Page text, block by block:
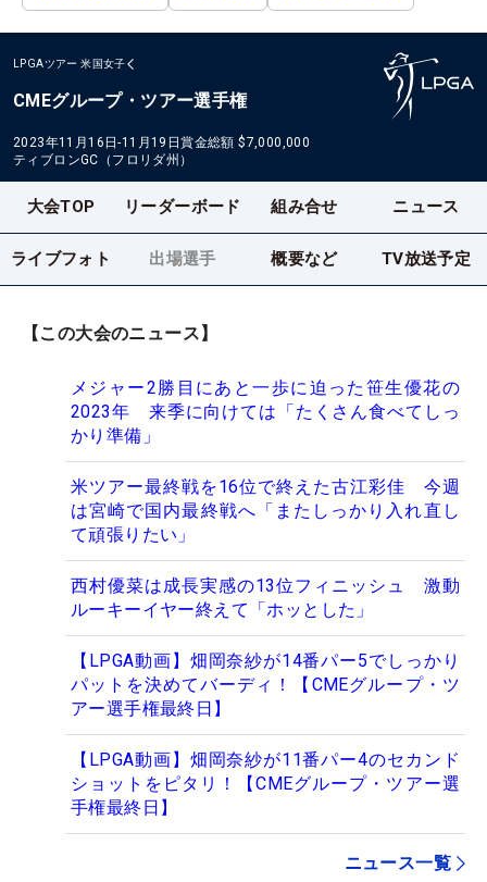
LPGAツアー 米国女子
CMEグループ・ツアー選手権
2023年11月16日-11月19日賞金総額 $7,000,000
ティブロンGC（フロリダ州）
大会TOP リーダーボード 組み合せ ニュース
ライブフォト 出場選手 概要など TV放送予定
【この大会のニュース】
メジャー2勝目にあと一歩に迫った笹生優花の
2023年 来季に向けては「たくさん食べてしっ
かり準備」
米ツアー最終戦を16位で終えた古江彩佳 今週
は宮崎で国内最終戦へ「またしっかり入れ直し
て頑張りたい」
西村優菜は成長実感の13位フィニッシュ 激動
ルーキーイヤー終えて「ホッとした」
【LPGA動画】畑岡奈紗が14番パー5でしっかり
パットを決めてバーディ！【CMEグループ・ツ
アー選手権最終日】
【LPGA動画】畑岡奈紗が11番パー4のセカンド
ショットをピタリ！【CMEグループ・ツアー選
手権最終日】
ニュース一覧